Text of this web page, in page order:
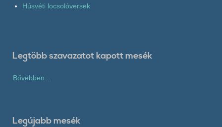
Húsvéti locsolóversek
Legtöbb szavazatot kapott mesék
Bővebben...
Legújabb mesék